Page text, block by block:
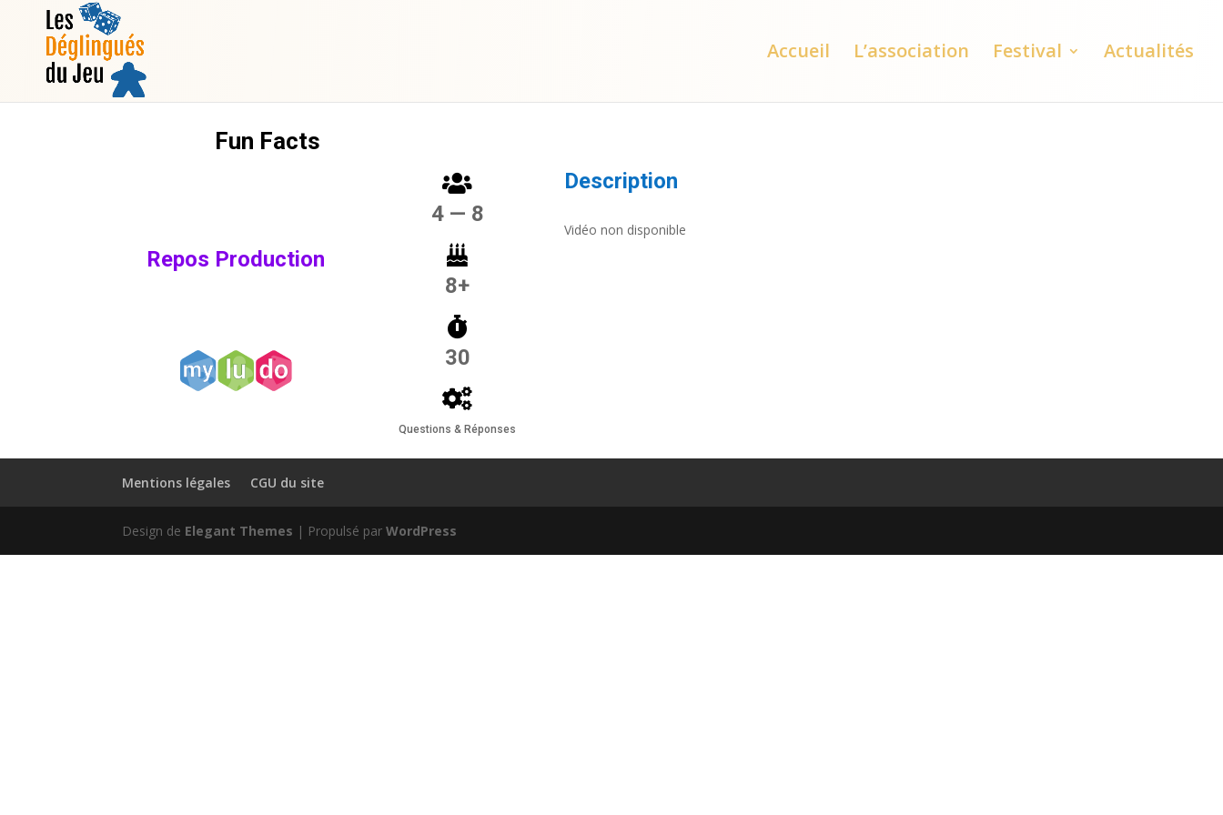
Accueil L’association Festival Actualités
Fun Facts
Repos Production
4 — 8
8+
30
Questions & Réponses
Description
Vidéo non disponible
Mentions légales CGU du site
Design de Elegant Themes | Propulsé parWordPress